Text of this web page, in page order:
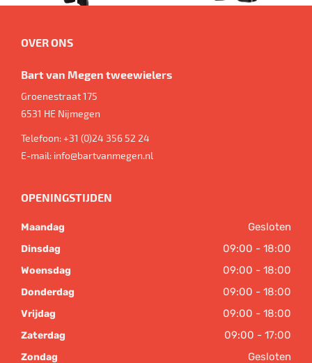
OVER ONS
Bart van Megen tweewielers
Groenestraat 175
6531 HE Nijmegen
Telefoon:+31 (0)24 356 52 24
E-mail: info@bartvanmegen.nl
OPENINGSTIJDEN
Maandag Gesloten
Dinsdag 09:00 - 18:00
Woensdag 09:00 - 18:00
Donderdag 09:00 - 18:00
Vrijdag 09:00 - 18:00
Zaterdag 09:00 - 17:00
Zondag Gesloten